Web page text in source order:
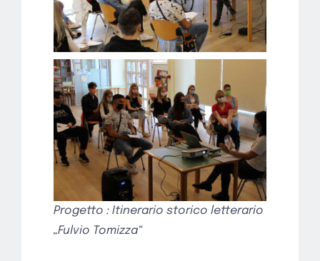
Progetto : Itinerario storico letterario
„Fulvio Tomizza“